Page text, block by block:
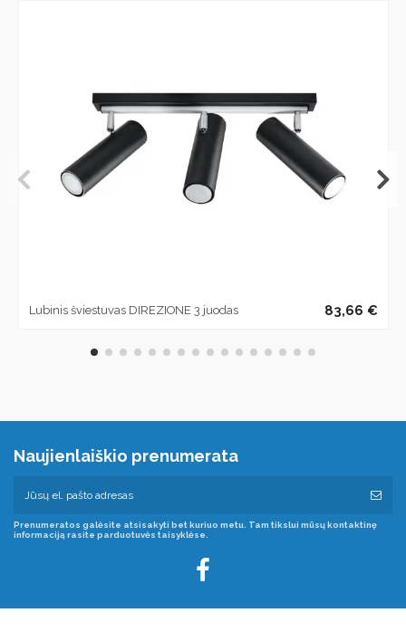
Lubinis šviestuvas DIREZIONE 3 juodas 83,66 €
Naujienlaiškio prenumerata
Prenumeratos galėsite atsisakyti bet kuriuo metu. Tam tikslui mūsų kontaktinę
informaciją rasite parduotuvės taisyklėse.